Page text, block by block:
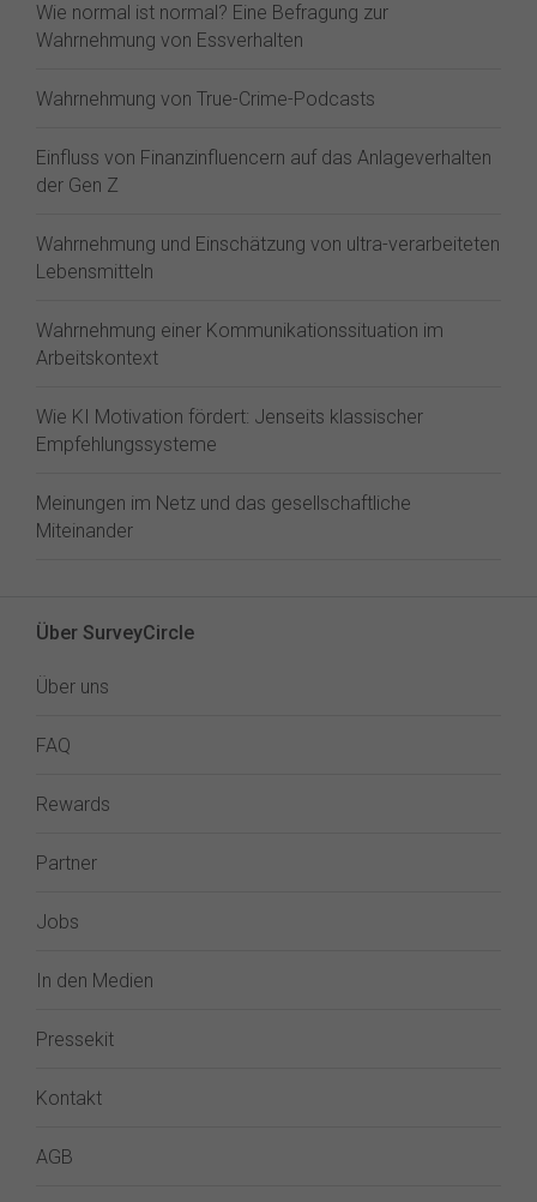
Wie normal ist normal? Eine Befragung zur
Wahrnehmung von Essverhalten
Wahrnehmung von True-Crime-Podcasts
Einfluss von Finanzinfluencern auf das Anlageverhalten
der Gen Z⁠
Wahrnehmung und Einschätzung von ultra-verarbeiteten
Lebensmitteln
Wahrnehmung einer Kommunikationssituation im
Arbeitskontext
Wie KI Motivation fördert: Jenseits klassischer
Empfehlungssysteme
Meinungen im Netz und das gesellschaftliche
Miteinander
Über SurveyCircle
Über uns
FAQ
Rewards
Partner
Jobs
In den Medien
Pressekit
Kontakt
AGB